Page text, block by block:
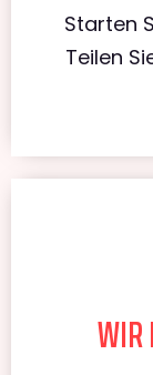
Starten
Teilen
WIR